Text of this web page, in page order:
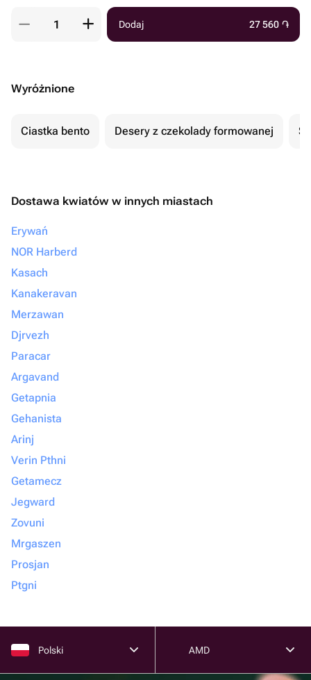
Dodaj 27 560 ֏
Wyróżnione
Ciastka bento Desery z czekolady formowanej
Dostawa kwiatów w innych miastach
Erywań
NOR Harberd
Kasach
Kanakeravan
Merzawan
Djrvezh
Paracar
Argavand
Getapnia
Gehanista
Arinj
Verin Pthni
Getamecz
Jegward
Zovuni
Mrgaszen
Prosjan
Ptgni
Polski AMD